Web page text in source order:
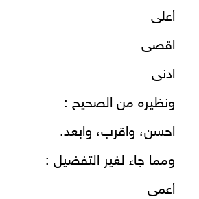
أعلى
اقصى
ادنى
ونظيره من الصحيح :
احسن، واقرب، وابعد.
ومما جاء لغير التفضيل :
أعمى